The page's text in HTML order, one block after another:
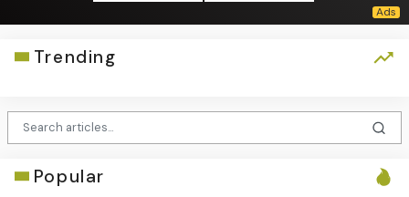
Trending
Popular